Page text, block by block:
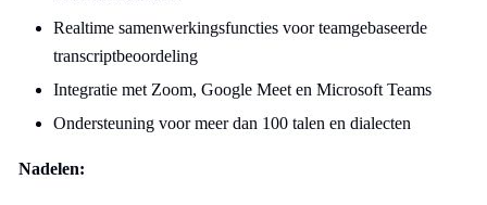
Realtime samenwerkingsfuncties voor teamgebaseerde
transcriptbeoordeling
Integratie met Zoom, Google Meet en Microsoft Teams
Ondersteuning voor meer dan 100 talen en dialecten
Nadelen: